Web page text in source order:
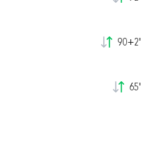
90+2'
65'